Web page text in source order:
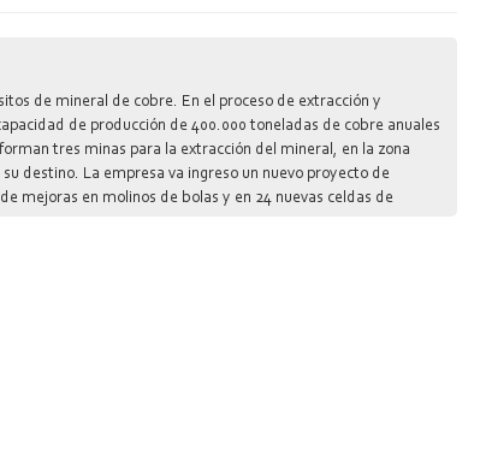
de mineral de cobre. En el proceso de extracción y
de producción de 400.000 toneladas de cobre anuales
tres minas para la extracción del mineral, en la zona
destino. La empresa va ingreso un nuevo proyecto de
mejoras en molinos de bolas y en 24 nuevas celdas de